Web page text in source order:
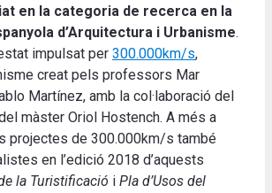
en la categoria de recerca en la
d’Arquitectura i Urbanisme.
impulsat per 300.000km/s,
creat pels professors Mar
Martínez, amb la col·laboració del
màster Oriol Hostench. A més a
projectes de 300.000km/s també
en l’edició 2018 d’aquests
la Turistificació i Pla d’Usos del